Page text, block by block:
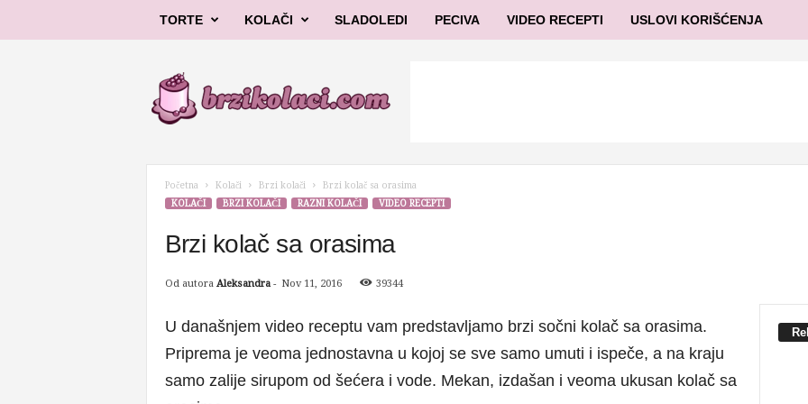
TORTE KOLAČI SLADOLEDI PECIVA VIDEO RECEPTI USLOVI KORIŠĆENJA
l
Početna Kolači Brzi kolači
Brzi kolač sa orasima
KOLAČI
BRZI KOLAČI RAZNI KOLAČI VIDEO RECEPTI
Brzi kolač sa orasima
Od autora Aleksandra- Nov 11, 2016 39344
U današnjem video receptu vam predstavljamo brzi sočni kolač sa orasima.
Priprema je veoma jednostavna u kojoj se sve samo umuti i ispeče, a na kraju
samo zalije sirupom od šećera i vode. Mekan, izdašan i veoma ukusan kolač sa